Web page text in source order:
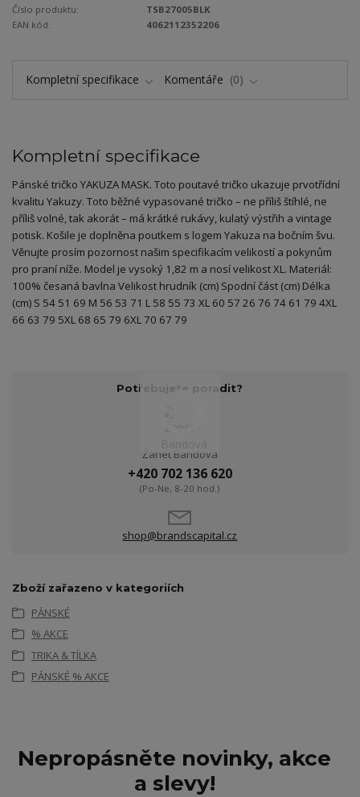
Číslo produktu:
TSB27005BLK
EAN kód:
4062112352206
Kompletní specifikace Komentáře 0
Kompletní specifikace
Pánské tričko YAKUZA MASK. Toto poutavé tričko ukazuje prvotřídní
kvalitu Yakuzy. Toto běžné vypasované tričko – ne příliš štíhlé, ne
příliš volné, tak akorát – má krátké rukávy, kulatý výstřih a vintage
potisk. Košile je doplněna poutkem s logem Yakuza na bočním švu.
Věnujte prosím pozornost našim specifikacím velikostí a pokynům
pro praní níže. Model je vysoký 1,82 m a nosí velikost XL. Materiál:
100% česaná bavlna Velikost hrudník (cm) Spodní část (cm) Délka
(cm) S 54 51 69 M 56 53 71 L 58 55 73 XL 60 57 26 76 74 61 79 4XL
66 63 79 5XL 68 65 79 6XL 70 67 79
Potřebujete poradit?
Žanet Bandová
+420 702 136 620
(Po-Ne, 8-20 hod.)
shop@brandscapital.cz
Zboží zařazeno v kategoriích
PÁNSKÉ
% AKCE
TRIKA & TÍLKA
PÁNSKÉ % AKCE
Nepropásněte novinky, akce
a slevy!